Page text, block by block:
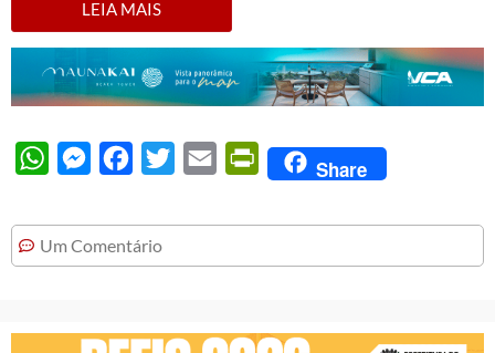
LEIA MAIS
WhatsAppMessengerFacebook
Twitter Email PrintFriendly
Share
Um Comentário